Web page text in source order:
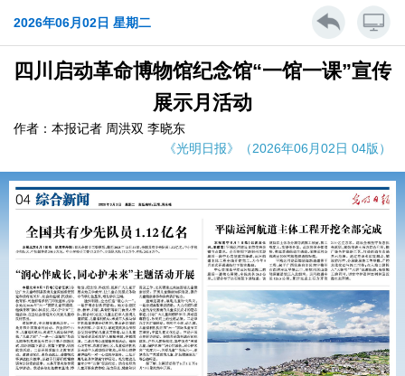
2026年06月02日 星期二
四川启动革命博物馆纪念馆“一馆一课”宣传
展示月活动
作者：本报记者 周洪双 李晓东
《光明日报》（2026年06月02日 04版）